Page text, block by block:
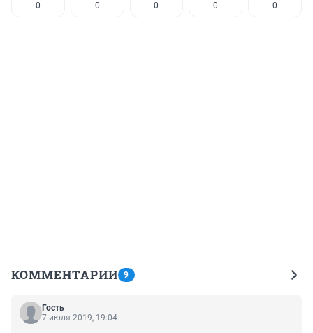
0 0 0 0 0
КОММЕНТАРИИ 9
Гость
7 июля 2019, 19:04